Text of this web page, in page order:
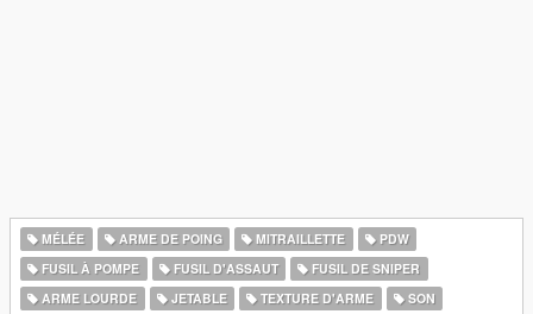
MÉLÉE ARME DE POING MITRAILLETTE
PDW
FUSIL À POMPE
FUSIL D'ASSAUT
FUSIL DE SNIPER
ARME LOURDE
JETABLE TEXTURE D'ARME
SON